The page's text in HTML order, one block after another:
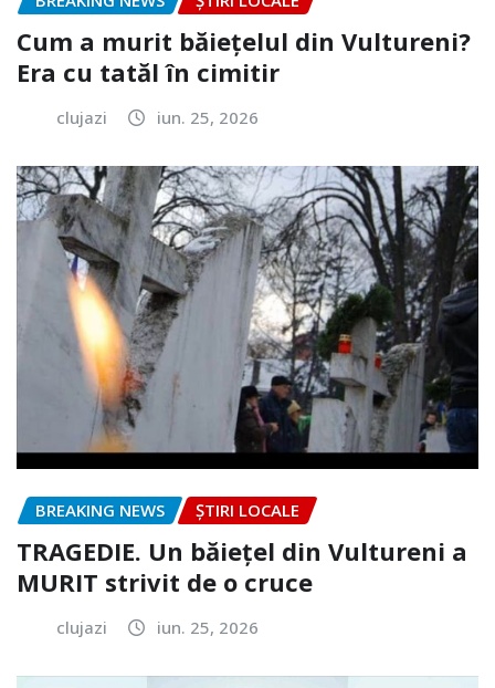
Cum a murit băiețelul din Vultureni?
Era cu tatăl în cimitir
clujazi iun. 25, 2026
BREAKING NEWS ȘTIRI LOCALE
TRAGEDIE. Un băiețel din Vultureni a
MURIT strivit de o cruce
clujazi iun. 25, 2026